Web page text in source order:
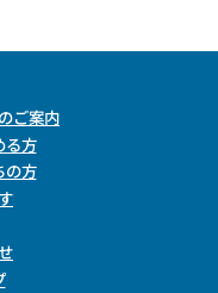
ご案内
る方
の方